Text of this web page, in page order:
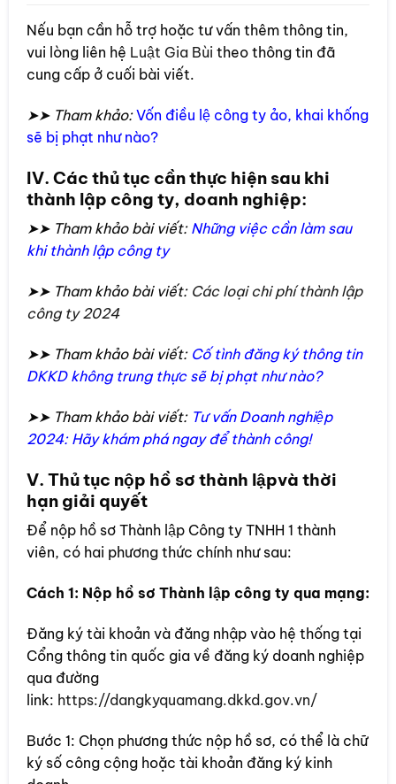
Nếu bạn cần hỗ trợ hoặc tư vấn thêm thông tin,
vui lòng liên hệ Luật Gia Bùi theo thông tin đã
cung cấp ở cuối bài viết.
➤➤ Tham khảo:Vốn điều lệ công ty ảo, khai khống
sẽ bị phạt như nào?
IV. Các thủ tục cần thực hiện sau khi
thành lập công ty, doanh nghiệp:
➤➤ Tham khảo bài viết: Những việc cần làm sau
khi thành lập công ty
➤➤ Tham khảo bài viết: Các loại chi phí thành lập
công ty 2024
➤➤ Tham khảo bài viết: Cố tình đăng ký thông tin
DKKD không trung thực sẽ bị phạt như nào?
➤➤ Tham khảo bài viết: Tư vấn Doanh nghiệp
2024: Hãy khám phá ngay để thành công!
V. Thủ tục nộp hồ sơ thành lậpvà thời
hạn giải quyết
Để nộp hồ sơ Thành lập Công ty TNHH 1 thành
viên, có hai phương thức chính như sau:
Cách 1: Nộp hồ sơ Thành lập công ty qua mạng:
Đăng ký tài khoản và đăng nhập vào hệ thống tại
Cổng thông tin quốc gia về đăng ký doanh nghiệp
qua đường
link: https://dangkyquamang.dkkd.gov.vn/
Bước 1: Chọn phương thức nộp hồ sơ, có thể là chữ
ký số công cộng hoặc tài khoản đăng ký kinh